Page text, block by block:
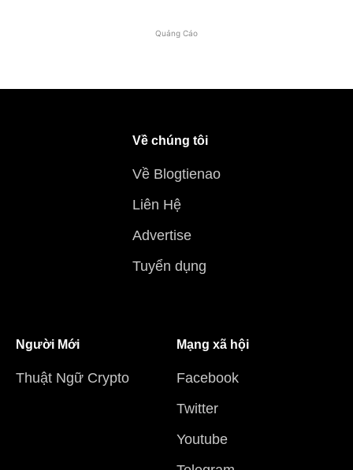
Quảng Cáo
Về chúng tôi
Về Blogtienao
Liên Hệ
Advertise
Tuyển dụng
Người Mới
Thuật Ngữ Crypto
Mạng xã hội
Facebook
Twitter
Youtube